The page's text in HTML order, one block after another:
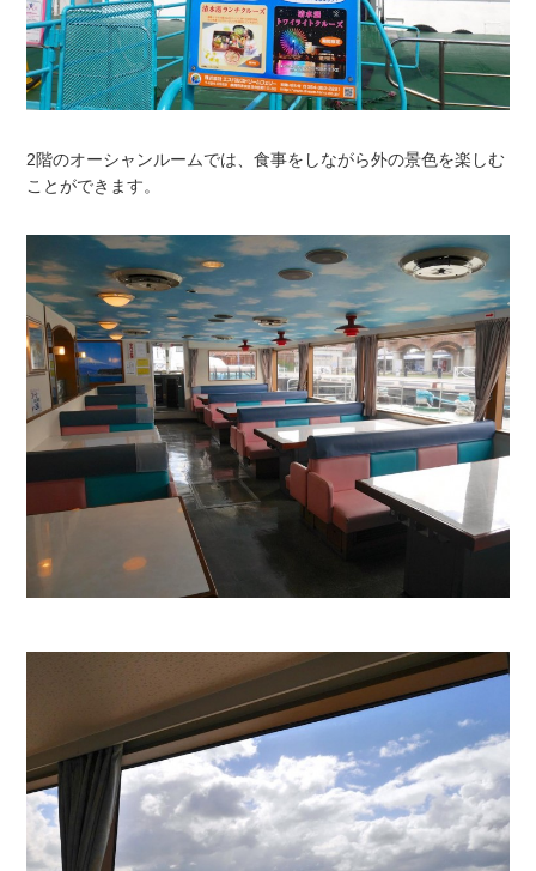
2階のオーシャンルームでは、食事をしながら外の景色を楽しむ
ことができます。